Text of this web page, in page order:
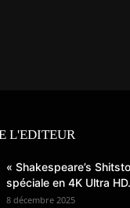
L'EDITEUR
« Shakespeare’s
spéciale en 4K Ultra
8 décembre 2025